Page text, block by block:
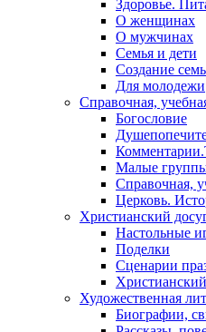
Здоровье.
О женщинах
О мужчинах
Семья и дети
Создание
Для молодежи
Справочная,
Богословие
Малые
Справочная,
Церковь.
Христианский
Настольные
Поделки
Сценарии
Художественная
Биографии,